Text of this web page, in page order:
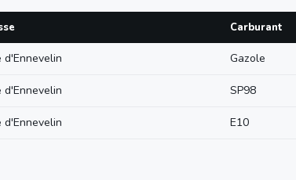
Carburant
d'Ennevelin Gazole
d'Ennevelin SP98
d'Ennevelin E10